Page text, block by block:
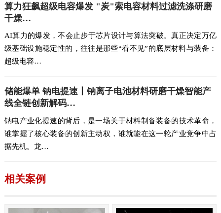
算力狂飙超级电容爆发 "炭"索电容材料过滤洗涤研磨
干燥…
AI算力的爆发，不会止步于芯片设计与算法突破。真正决定万亿
级基础设施稳定性的，往往是那些“看不见”的底层材料与装备：
超级电容…
储能爆单 钠电提速丨钠离子电池材料研磨干燥智能产
线全链创新解码…
钠电产业化提速的背后，是一场关于材料制备装备的技术革命，
谁掌握了核心装备的创新主动权，谁就能在这一轮产业竞争中占
据先机。龙…
相关案例